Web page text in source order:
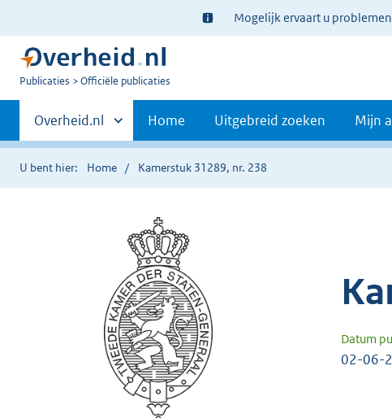
Ter
informatie:
Mogelijk ervaart u
U
Publicaties Officiële publicaties
Primaire
navigatie
Andere
sites
binnen
Overheid.nl Home Uitgebreid zoeken Mijn
U bent hier: Home Kamerstuk 31289, nr. 238
Datum
02-06-